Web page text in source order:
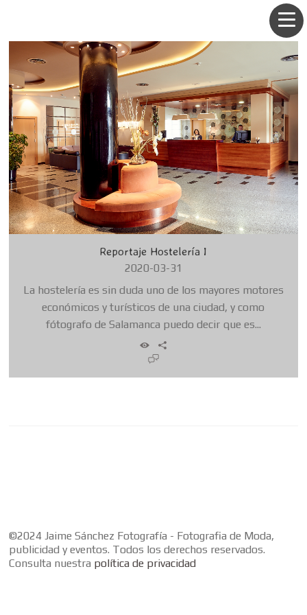
Reportaje Hostelería I
2020-03-31
La hostelería es sin duda uno de los mayores motores
económicos y turísticos de una ciudad, y como
fótografo de Salamanca puedo decir que es...
©2024 Jaime Sánchez Fotografía - Fotografia de Moda,
publicidad y eventos. Todos los derechos reservados.
Consulta nuestra política de privacidad